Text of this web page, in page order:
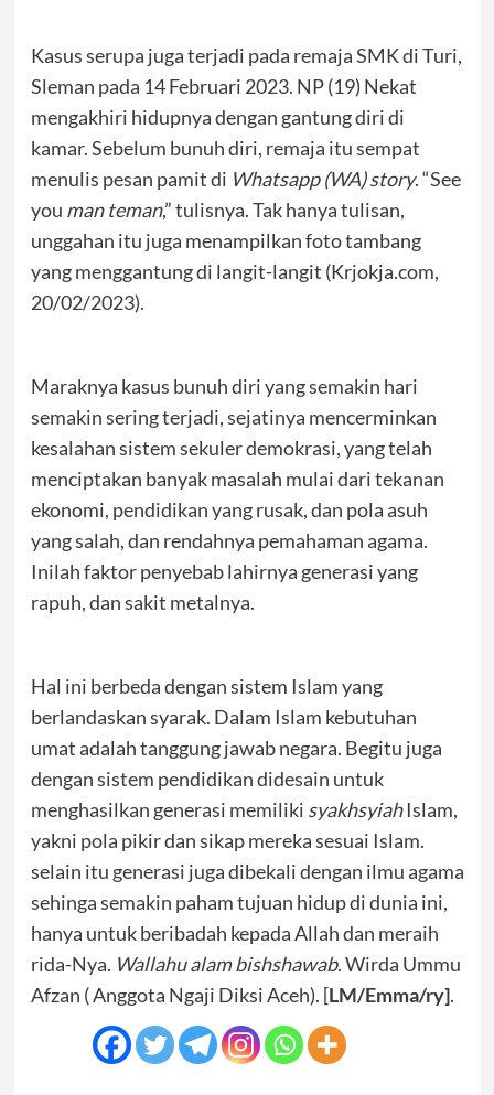
Kasus serupa juga terjadi pada remaja SMK di Turi,
Sleman pada 14 Februari 2023. NP (19) Nekat
mengakhiri hidupnya dengan gantung diri di
kamar. Sebelum bunuh diri, remaja itu sempat
menulis pesan pamit di Whatsapp (WA) story. “See
you man teman,” tulisnya. Tak hanya tulisan,
unggahan itu juga menampilkan foto tambang
yang menggantung di langit-langit (Krjokja.com,
20/02/2023).
Maraknya kasus bunuh diri yang semakin hari
semakin sering terjadi, sejatinya mencerminkan
kesalahan sistem sekuler demokrasi, yang telah
menciptakan banyak masalah mulai dari tekanan
ekonomi, pendidikan yang rusak, dan pola asuh
yang salah, dan rendahnya pemahaman agama.
Inilah faktor penyebab lahirnya generasi yang
rapuh, dan sakit metalnya.
Hal ini berbeda dengan sistem Islam yang
berlandaskan syarak. Dalam Islam kebutuhan
umat adalah tanggung jawab negara. Begitu juga
dengan sistem pendidikan didesain untuk
menghasilkan generasi memiliki syakhsyiahIslam,
yakni pola pikir dan sikap mereka sesuai Islam.
selain itu generasi juga dibekali dengan ilmu agama
sehinga semakin paham tujuan hidup di dunia ini,
hanya untuk beribadah kepada Allah dan meraih
rida-Nya. Wallahu alam bishshawab. Wirda Ummu
Afzan ( Anggota Ngaji Diksi Aceh). [LM/Emma/ry].